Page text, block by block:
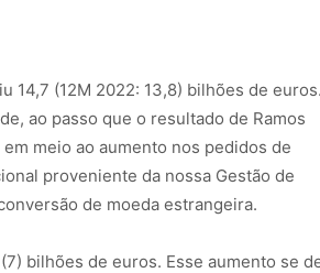
14,7 (12M 2022: 13,8) bilhões de
ao passo que o resultado de Ramos
meio ao aumento nos pedidos de
proveniente da nossa Gestão de
de moeda estrangeira.
bilhões de euros. Esse aumento se